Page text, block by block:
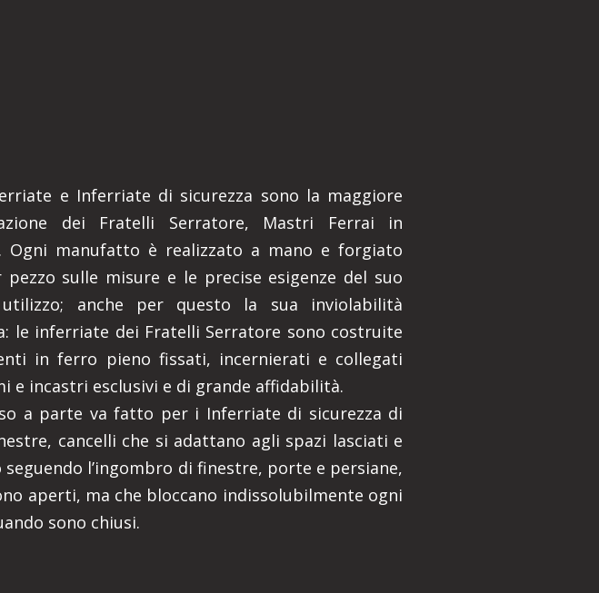
e Inferriate di sicurezza sono la maggiore
dei Fratelli Serratore, Mastri Ferrai in
Ogni manufatto è realizzato a mano e forgiato
pezzo sulle misure e le precise esigenze del suo
utilizzo; anche per questo la sua inviolabilità
le inferriate dei Fratelli Serratore sono costruite
in ferro pieno fissati, incernierati e collegati
e incastri esclusivi e di grande affidabilità.
a parte va fatto per i Inferriate di sicurezza di
cancelli che si adattano agli spazi lasciati e
seguendo l’ingombro di finestre, porte e persiane,
aperti, ma che bloccano indissolubilmente ogni
sono chiusi.